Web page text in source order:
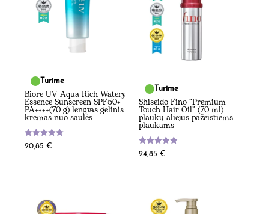
Turime
Biore UV Aqua Rich Watery
Essence Sunscreen SPF50+
PA++++(70 g) lengvas gelinis
kremas nuo saulės
Įvertinimas:
5.00
20,85€
Turime
Shiseido Fino “Premium
Touch Hair Oil” (70 ml)
plaukų aliejus pažeistiems
plaukams
Įvertinimas:
5.00
24,85€